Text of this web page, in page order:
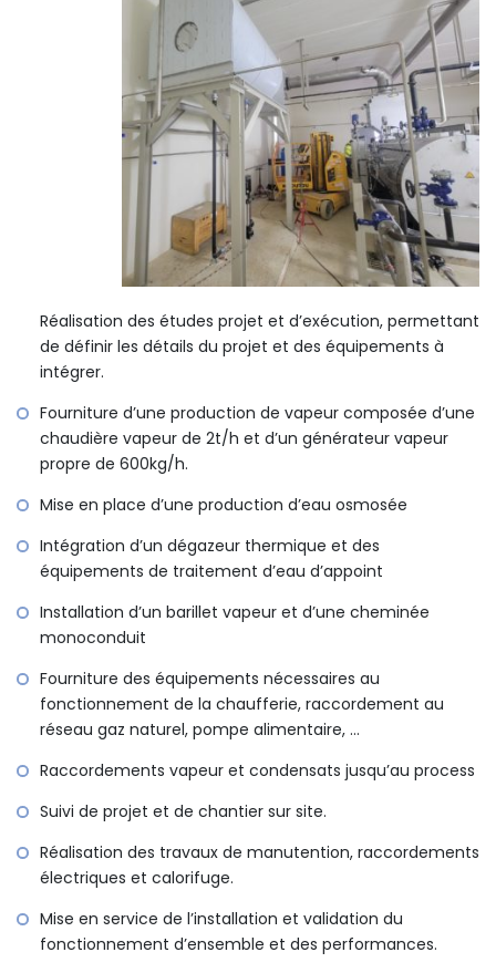
Réalisation des études projet et d’exécution, permettant
de définir les détails du projet et des équipements à
intégrer.
Fourniture d’une production de vapeur composée d’une
chaudière vapeur de 2t/h et d’un générateur vapeur
propre de 600kg/h.
Mise en place d’une production d’eau osmosée
Intégration d’un dégazeur thermique et des
équipements de traitement d’eau d’appoint
Installation d’un barillet vapeur et d’une cheminée
monoconduit
Fourniture des équipements nécessaires au
fonctionnement de la chaufferie, raccordement au
réseau gaz naturel, pompe alimentaire, …
Raccordements vapeur et condensats jusqu’au process
Suivi de projet et de chantier sur site.
Réalisation des travaux de manutention, raccordements
électriques et calorifuge.
Mise en service de l’installation et validation du
fonctionnement d’ensemble et des performances.